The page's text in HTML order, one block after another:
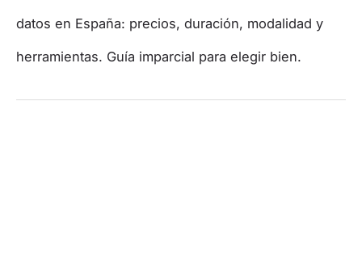
datos en España: precios, duración, modalidad y
herramientas. Guía imparcial para elegir bien.